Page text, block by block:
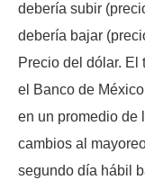
debería subir
debería bajar
Precio del dólar. El
el Banco de
en un promedio de
cambios al
segundo día hábil